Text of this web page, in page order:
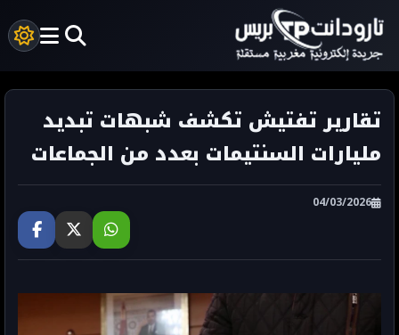
تقارير تفتيش تكشف شبهات تبديد
مليارات السنتيمات بعدد من الجماعات
04/03/2026